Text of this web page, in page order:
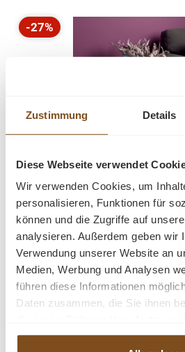
Zustimmung Details
Diese Webseite verwendet
Wir verwenden Cookies, um
personalisieren, Funktionen für
können und die Zugriffe auf
analysieren. Außerdem geben wir
Verwendung unserer Website an
Medien, Werbung und Analysen
führen diese Informationen
Daten zusammen, die Sie ihnen
haben.
Rabatt
-27%
Landhaus Couchtisch
Verkaufspreis:
219,00 €
Preise inkl. MwSt. zzgl.
In den